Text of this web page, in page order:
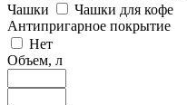
Чашки
Чашки для кофе
Антипригарное покрытие
Нет
Объем, л